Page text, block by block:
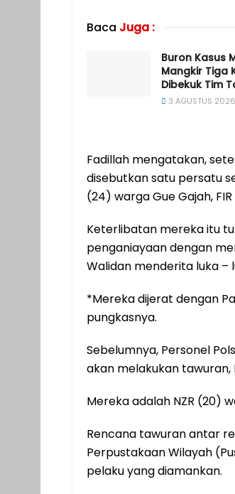
Baca Juga :
Buron Kasus
Mangkir Tiga
Dibekuk Tim
3 AGUSTUS 2026
Fadillah mengatakan,
disebutkan satu persatu
(24) warga Gue Gajah,
Keterlibatan mereka itu
penganiayaan dengan
Walidan menderita luka –
*Mereka dijerat dengan
pungkasnya.
Sebelumnya, Personel
akan melakukan tawuran,
Mereka adalah NZR (20)
Rencana tawuran antar
Perpustakaan Wilayah
pelaku yang diamankan.